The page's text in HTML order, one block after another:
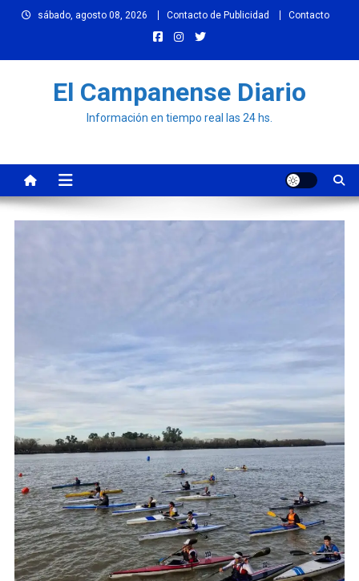
sábado, agosto 08, 2026 Contacto de Publicidad Contacto
El Campanense Diario
Información en tiempo real las 24 hs.